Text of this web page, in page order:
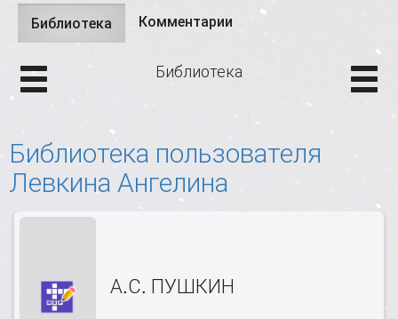
Главные вкладки
Библиотека (активная
вкладка)
Комментарии
Библиотека
Библиотека пользователя
Левкина Ангелина
А.С. ПУШКИН